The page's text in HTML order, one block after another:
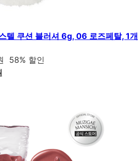
텔 쿠션 블러셔 6g, 06 로즈페탈, 1개
58% 할인